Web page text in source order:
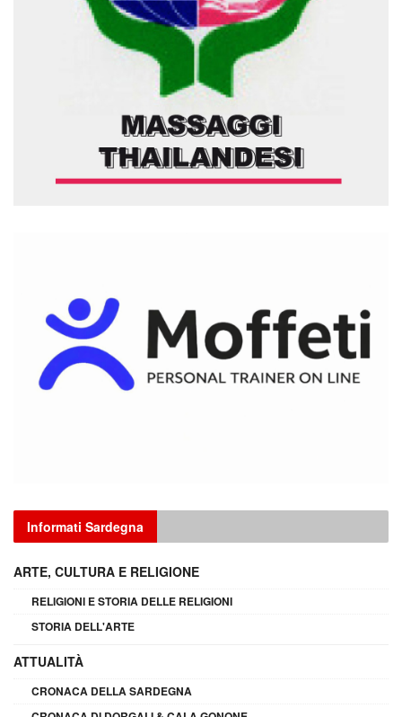
Informati Sardegna
ARTE, CULTURA E RELIGIONE
RELIGIONI E STORIA DELLE RELIGIONI
STORIA DELL'ARTE
ATTUALITÀ
CRONACA DELLA SARDEGNA